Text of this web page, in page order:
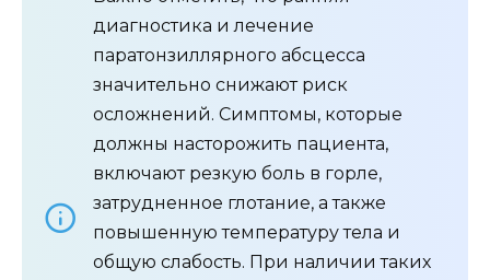
диагностика и лечение
паратонзиллярного абсцесса
значительно снижают риск
осложнений. Симптомы, которые
должны насторожить пациента,
включают резкую боль в горле,
затрудненное глотание, а также
повышенную температуру тела и
общую слабость. При наличии таких